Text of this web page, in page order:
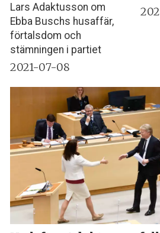
Lars Adaktusson om
Ebba Buschs husaffär,
förtalsdom och
stämningen i partiet
2021-07-08